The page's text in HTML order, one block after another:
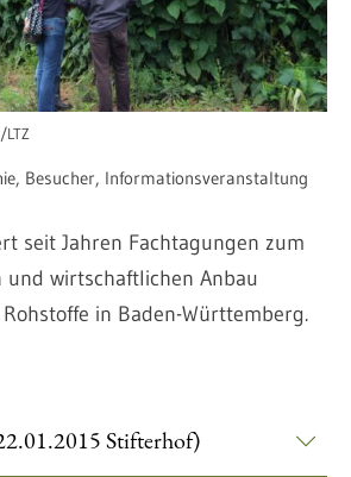
Besucher, Informationsveranstaltung
seit Jahren Fachtagungen zum
wirtschaftlichen Anbau
in Baden-Württemberg.
Stifterhof)